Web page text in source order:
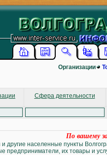
Организации
Сфера деятельности
По вашему
и другие населенные пункты
предприниматели, их товары и